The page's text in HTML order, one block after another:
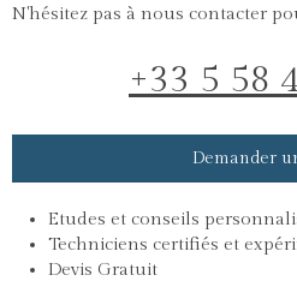
N'hésitez pas à nous contacter
+33 5 58
Demander
Etudes et conseils
Techniciens certifiés et
Devis Gratuit